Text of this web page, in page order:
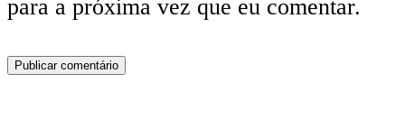
para a próxima vez que eu comentar.